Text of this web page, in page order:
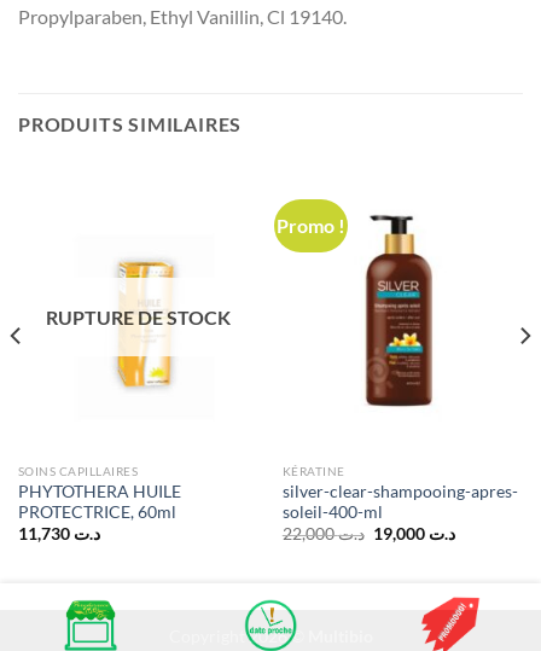
Propylparaben, Ethyl Vanillin, Cl 19140.
PRODUITS SIMILAIRES
RUPTURE DE STOCK
SOINS CAPILLAIRES
PHYTOTHERA HUILE
PROTECTRICE, 60ml
د.ت 11,730
Promo !
KÉRATINE
silver-clear-shampooing-apres-
soleil-400-ml
د.ت22,000
Le
prix
د.ت 22,000.
د.ت 19,000
Le
Copyright 2026 ©